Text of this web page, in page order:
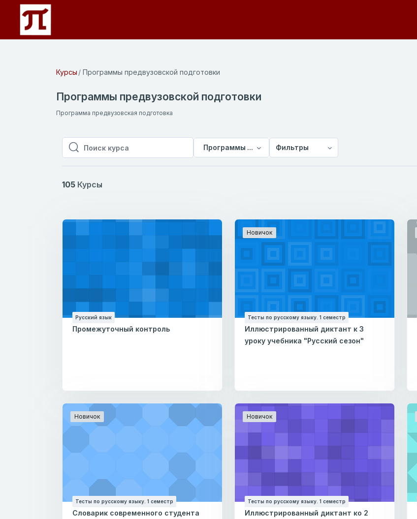
Перейти к основному содержанию
Курсы Программы предвузовской подготовки
Программы предвузовской подготовки
Программа предвузовская подготовка
Поиск курса
Поиск курса
Программы предвузовской подготовки
Фильтры
105 Курсы
Русский язык
Промежуточный контроль
Новичок
Тесты по русскому языку. 1 семестр
Иллюстрированный диктант к 3
уроку учебника "Русский сезон"
Новичок
Тесты по русскому языку. 1 семестр
Словарик современного студента
Новичок
Тесты по русскому языку. 1 семестр
Иллюстрированный диктант ко 2